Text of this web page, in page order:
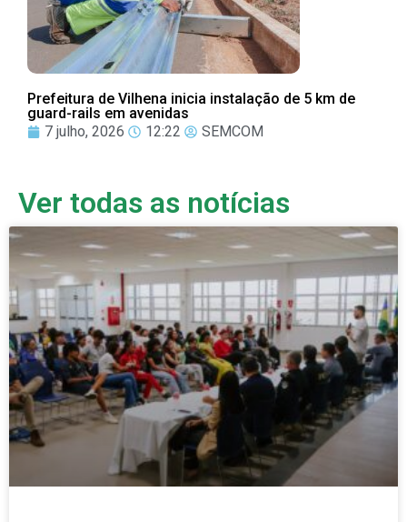
Prefeitura de Vilhena inicia instalação de 5 km de
guard-rails em avenidas
7 julho, 2026
12:22 SEMCOM
Ver todas as notícias